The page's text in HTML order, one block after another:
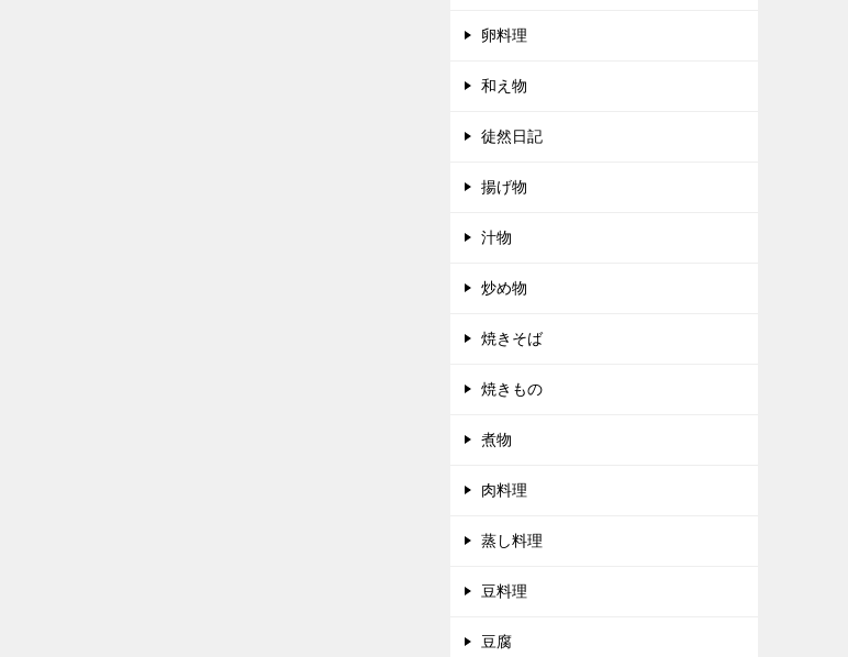
卵料理
和え物
徒然日記
揚げ物
汁物
炒め物
焼きそば
焼きもの
煮物
肉料理
蒸し料理
豆料理
豆腐